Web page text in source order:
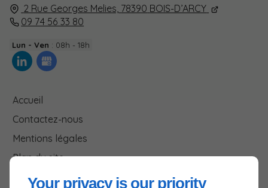
Your privacy is our priority
2 Rue Georges Melies, 78390 BOIS-D’ARCY
09 74 56 33 80
Lun - Ven : 08h - 18h
Accueil
Contactez-nous
Mentions légales
Plan du site